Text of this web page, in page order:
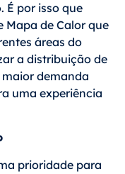
É por isso que
Mapa de Calor que
áreas do
a distribuição de
demanda
uma experiência
prioridade para